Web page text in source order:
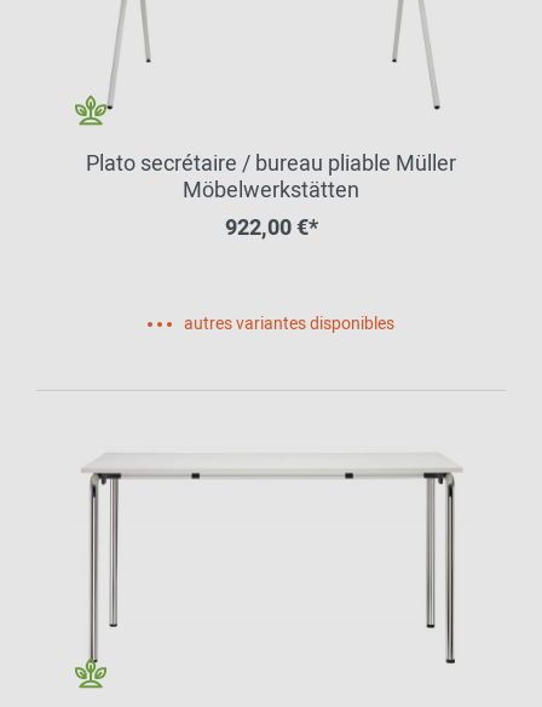
Plato secrétaire / bureau pliable Müller
Möbelwerkstätten
922,00 €*
autres variantes disponibles